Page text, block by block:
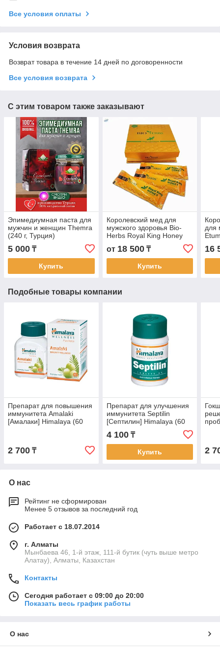
Все условия оплаты
Условия возврата
Возврат товара в течение 14 дней по договоренности
Все условия возврата
С этим товаром также заказывают
Эпимедиумная паста для
мужчин и женщин Themra
(240 г, Турция)
5 000 ₸
Купить
Королевский мед для
мужского здоровья Bio-
Herbs Royal King Honey
Prof Secret Secret (300 г,
Малайзия)
от 18 500₸
Купить
для
16
Подобные товары компании
Препарат для повышения
иммунитета Amalaki
[Амалаки] Himalaya (60
2 700 ₸
Препарат для улучшения
иммунитета Septilin
[Септилин] Himalaya (60
4 100₸
Купить 2
О нас
Рейтинг не сформирован
Менее 5 отзывов за последний год
Работает с 18.07.2014
г. Алматы
Мынбаева 46, 1-й этаж, 111-й бутик (чуть выше метро
Алатау), Алматы, Казахстан
Контакты
Сегодня работает с 09:00 до 20:00
Показать весь график работы
О нас